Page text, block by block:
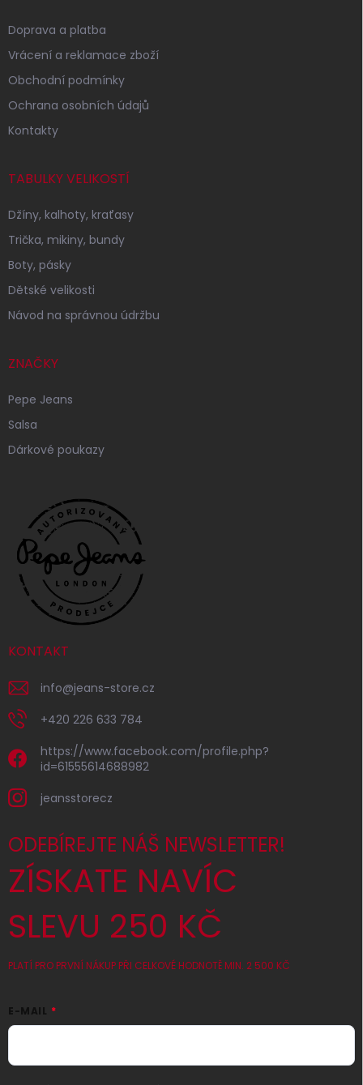
Doprava a platba
Vrácení a reklamace zboží
Obchodní podmínky
Ochrana osobních údajů
Kontakty
TABULKY VELIKOSTÍ
Džíny, kalhoty, kraťasy
Trička, mikiny, bundy
Boty, pásky
Dětské velikosti
Návod na správnou údržbu
ZNAČKY
Pepe Jeans
Salsa
Dárkové poukazy
KONTAKT
info@jeans-store.cz
+420 226 633 784
https://www.facebook.com/profile.php?
id=61555614688982
jeansstorecz
ODEBÍREJTE NÁŠ NEWSLETTER!
ZÍSKATE NAVÍC
SLEVU 250 KČ
PLATÍ PRO PRVNÍ NÁKUP PŘI CELKOVÉ HODNOTĚ MIN. 2 500 KČ
E-MAIL